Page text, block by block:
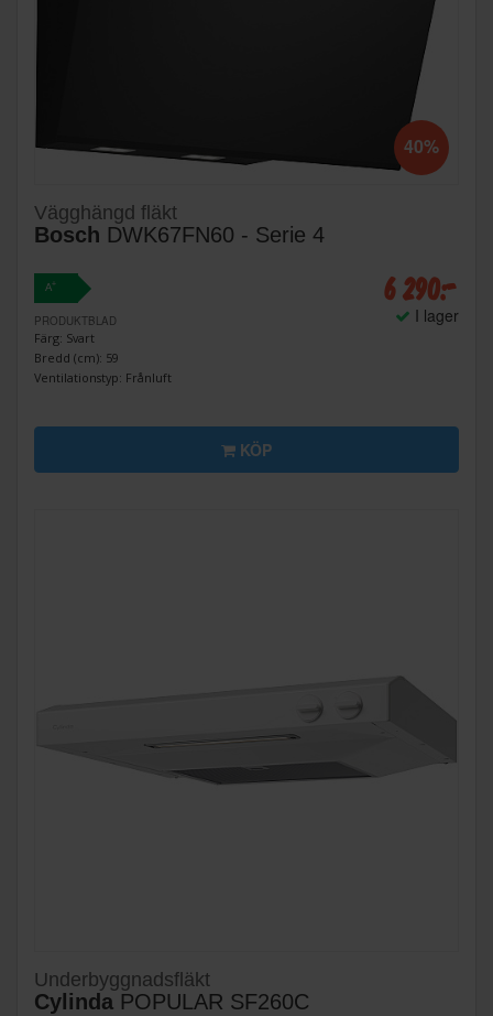
40%
Vägghängd fläkt
Bosch DWK67FN60 - Serie 4
A+
PRODUKTBLAD
Färg: Svart
Bredd (cm): 59
Ventilationstyp: Frånluft
6 290:-
I lager
KÖP
Underbyggnadsfläkt
Cylinda POPULAR SF260C